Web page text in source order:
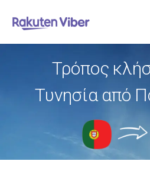
Τρόπος
Τυνησία από